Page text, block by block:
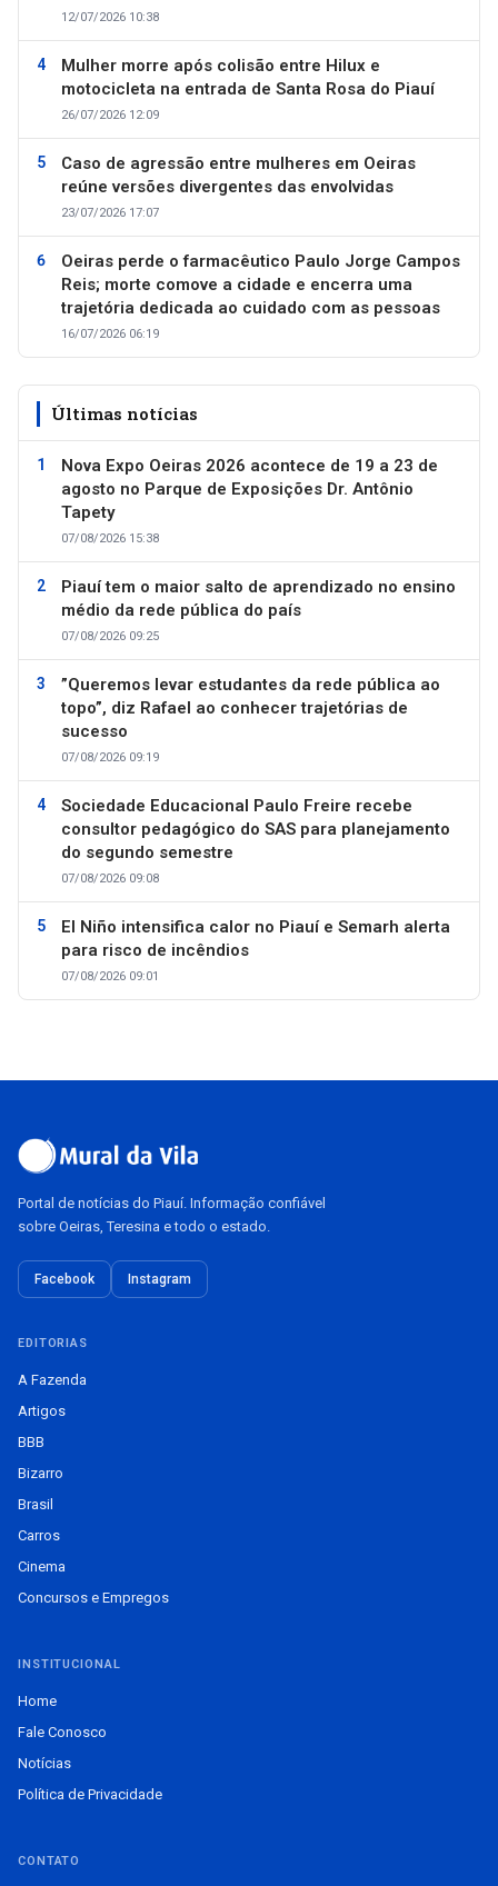
12/07/2026 10:38
Mulher morre após colisão entre Hilux e
motocicleta na entrada de Santa Rosa do Piauí
26/07/2026 12:09
Caso de agressão entre mulheres em Oeiras
reúne versões divergentes das envolvidas
23/07/2026 17:07
Oeiras perde o farmacêutico Paulo Jorge Campos
Reis; morte comove a cidade e encerra uma
trajetória dedicada ao cuidado com as pessoas
16/07/2026 06:19
Últimas notícias
Nova Expo Oeiras 2026 acontece de 19 a 23 de
agosto no Parque de Exposições Dr. Antônio
Tapety
07/08/2026 15:38
Piauí tem o maior salto de aprendizado no ensino
médio da rede pública do país
07/08/2026 09:25
”Queremos levar estudantes da rede pública ao
topo”, diz Rafael ao conhecer trajetórias de
sucesso
07/08/2026 09:19
Sociedade Educacional Paulo Freire recebe
consultor pedagógico do SAS para planejamento
do segundo semestre
07/08/2026 09:08
El Niño intensifica calor no Piauí e Semarh alerta
para risco de incêndios
07/08/2026 09:01
Portal de notícias do Piauí. Informação confiável
sobre Oeiras, Teresina e todo o estado.
Facebook Instagram
EDITORIAS
A Fazenda
Artigos
BBB
Bizarro
Brasil
Carros
Cinema
Concursos e Empregos
INSTITUCIONAL
Home
Fale Conosco
Notícias
Política de Privacidade
CONTATO